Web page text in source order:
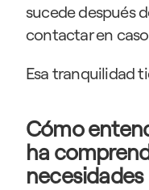
sucede después
contactar en
Esa tranquilidad
Cómo
ha
necesidades